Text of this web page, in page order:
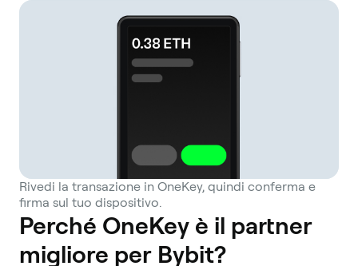
Rivedi la transazione in OneKey, quindi conferma e
firma sul tuo dispositivo.
Perché OneKey è il partner
migliore per Bybit?